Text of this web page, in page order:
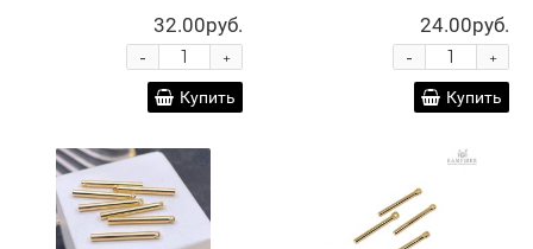
32.00руб.
+
-
Купить
24.00руб.
+
-
Купить